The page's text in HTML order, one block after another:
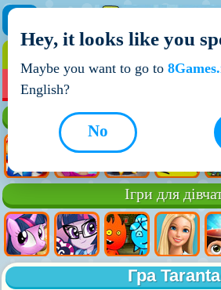
НОВІ ІГРИ
Ігри для
Гра
Hey, it looks like you
Maybe you want to go to
English?
No